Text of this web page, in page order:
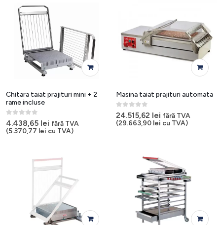
Chitara taiat prajituri mini + 2
rame incluse
0out of 5
4.438,65 lei fără TVA
(5.370,77 lei cu TVA)
Masina taiat prajituri automata
0out of 5
24.515,62 lei fără TVA
(29.663,90 lei cu TVA)